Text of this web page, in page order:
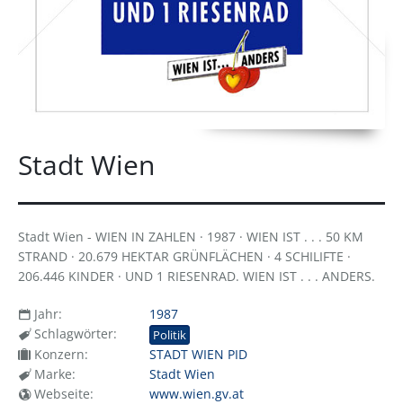
Stadt Wien
Stadt Wien - WIEN IN ZAHLEN · 1987 · WIEN IST . . . 50 KM
STRAND · 20.679 HEKTAR GRÜNFLÄCHEN · 4 SCHILIFTE ·
206.446 KINDER · UND 1 RIESENRAD. WIEN IST . . . ANDERS.
Jahr:
1987
Schlagwörter:
Politik
Konzern:
STADT WIEN PID
Marke:
Stadt Wien
Webseite:
www.wien.gv.at